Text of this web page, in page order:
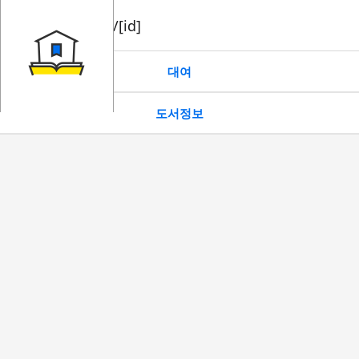
book/rent/[id]
대여
도서정보